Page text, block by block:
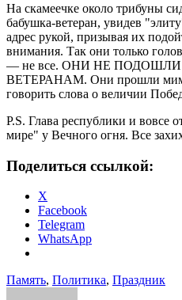
На скамеечке около трибуны
бабушка-ветеран, увидев
адрес рукой, призывая их
внимания. Так они только
— не все. ОНИ НЕ
ВЕТЕРАНАМ. Они прошли мимо
говорить слова о величии
P.S. Глава республики и вовсе
мире" у Вечного огня. Все
Поделиться ссылкой:
X
Facebook
Telegram
WhatsApp
Память, Политика, Праздник